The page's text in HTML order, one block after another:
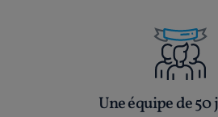
Une équipe de